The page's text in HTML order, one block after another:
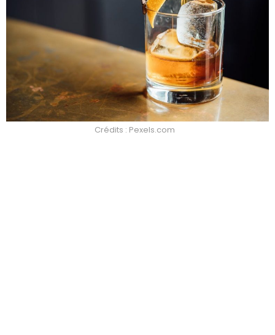
Crédits : Pexels.com